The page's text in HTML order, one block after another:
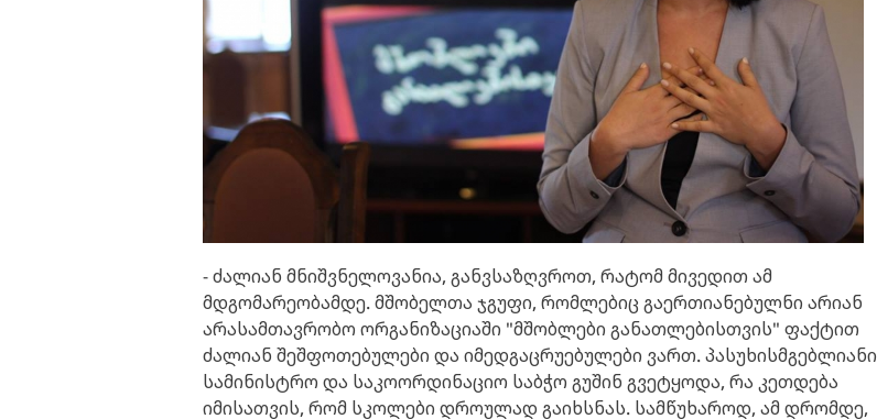
- ძალიან მნიშვნელოვანია, განვსაზღვროთ, რატომ მივედით ამ
მდგომარეობამდე. მშობელთა ჯგუფი, რომლებიც გაერთიანებულნი არიან
არასამთავრობო ორგანიზაციაში "მშობლები განათლებისთვის" ფაქტით
ძალიან შეშფოთებულები და იმედგაცრუებულები ვართ. პასუხისმგებლიანი
სამინისტრო და საკოორდინაციო საბჭო გუშინ გვეტყოდა, რა კეთდება
იმისათვის, რომ სკოლები დროულად გაიხსნას. სამწუხაროდ, ამ დრომდე,